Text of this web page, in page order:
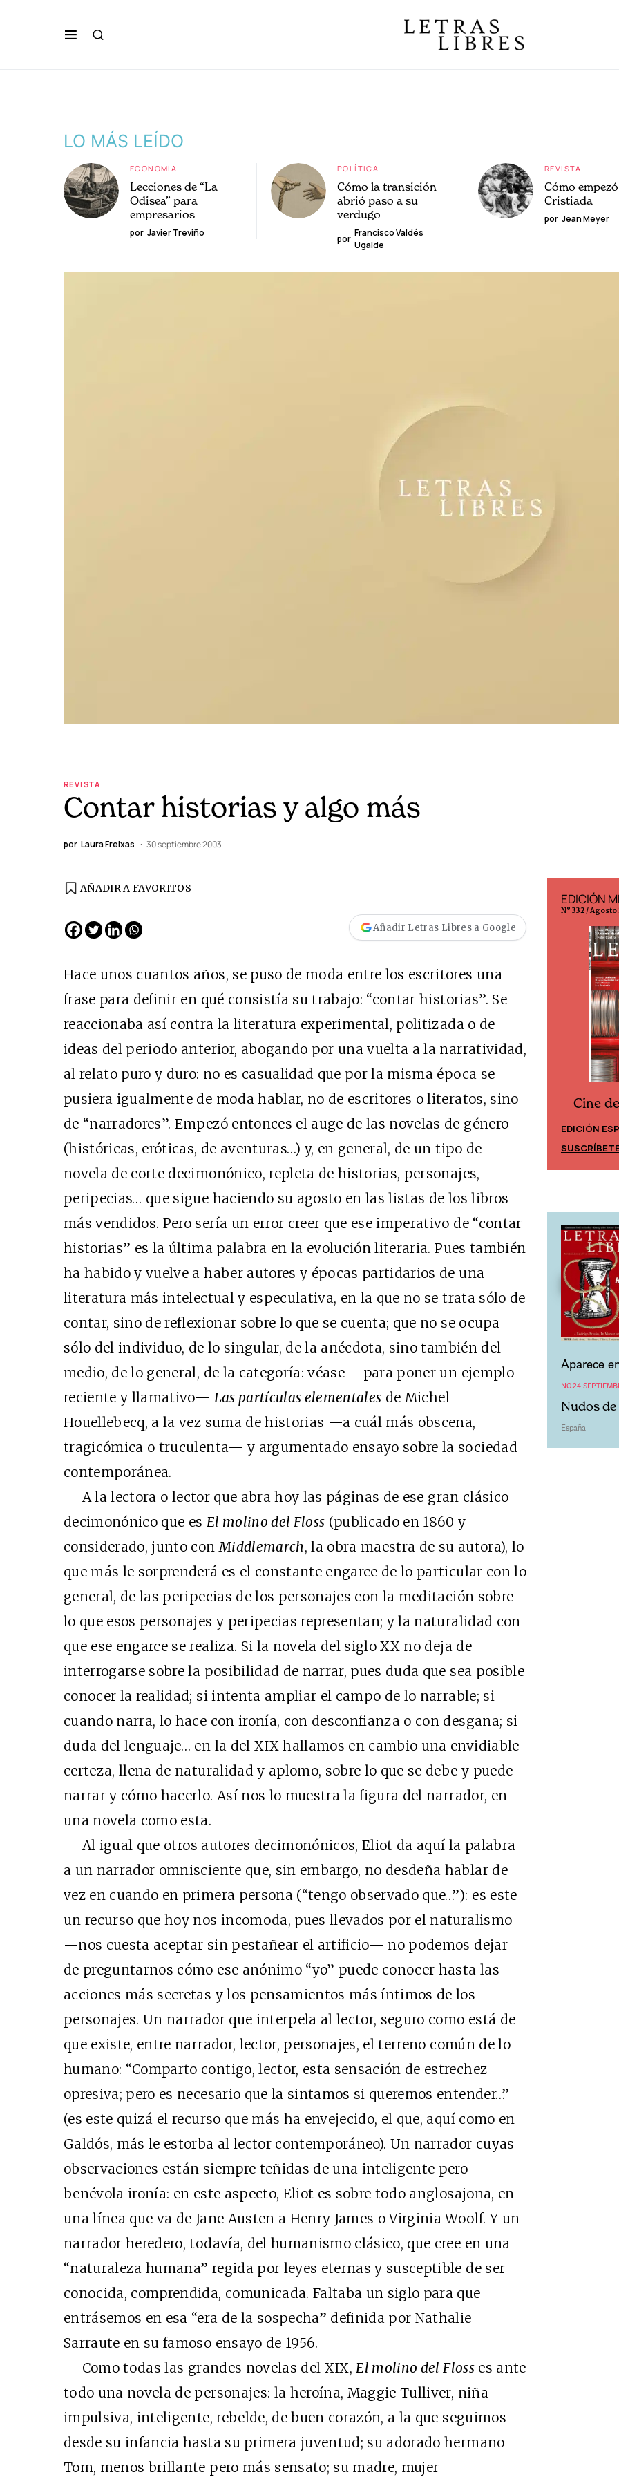
LO MÁS LEÍDO
ECONOMÍA
Lecciones de “La
Odisea” para
empresarios
por Javier Treviño
POLÍTICA
Cómo la transición
abrió paso a su
verdugo
por
Francisco Valdés
Ugalde
REVISTA
Cómo
Cristiada
por Jean Meyer
REVISTA
Contar historias y algo más
por Laura Freixas 30 septiembre 2003
AÑADIR A FAVORITOS
Añadir Letras Libres a Google
Hace unos cuantos años, se puso de moda entre los escritores una
frase para definir en qué consistía su trabajo: “contar historias”. Se
reaccionaba así contra la literatura experimental, politizada o de
ideas del periodo anterior, abogando por una vuelta a la narratividad,
al relato puro y duro: no es casualidad que por la misma época se
pusiera igualmente de moda hablar, no de escritores o literatos, sino
de “narradores”. Empezó entonces el auge de las novelas de género
(históricas, eróticas, de aventuras…) y, en general, de un tipo de
novela de corte decimonónico, repleta de historias, personajes,
peripecias… que sigue haciendo su agosto en las listas de los libros
más vendidos. Pero sería un error creer que ese imperativo de “contar
historias” es la última palabra en la evolución literaria. Pues también
ha habido y vuelve a haber autores y épocas partidarios de una
literatura más intelectual y especulativa, en la que no se trata sólo de
contar, sino de reflexionar sobre lo que se cuenta; que no se ocupa
sólo del individuo, de lo singular, de la anécdota, sino también del
medio, de lo general, de la categoría: véase —para poner un ejemplo
reciente y llamativo— Las partículas elementales de Michel
Houellebecq, a la vez suma de historias —a cuál más obscena,
tragicómica o truculenta— y argumentado ensayo sobre la sociedad
contemporánea.
A la lectora o lector que abra hoy las páginas de ese gran clásico
decimonónico que es El molino del Floss (publicado en 1860 y
considerado, junto conMiddlemarch, la obra maestra de su autora), lo
que más le sorprenderá es el constante engarce de lo particular con lo
general, de las peripecias de los personajes con la meditación sobre
lo que esos personajes y peripecias representan; y la naturalidad con
que ese engarce se realiza. Si la novela del siglo XX no deja de
interrogarse sobre la posibilidad de narrar, pues duda que sea posible
conocer la realidad; si intenta ampliar el campo de lo narrable; si
cuando narra, lo hace con ironía, con desconfianza o con desgana; si
duda del lenguaje… en la del XIX hallamos en cambio una envidiable
certeza, llena de naturalidad y aplomo, sobre lo que se debe y puede
narrar y cómo hacerlo. Así nos lo muestra la figura del narrador, en
una novela como esta.
Al igual que otros autores decimonónicos, Eliot da aquí la palabra
a un narrador omnisciente que, sin embargo, no desdeña hablar de
vez en cuando en primera persona (“tengo observado que…”): es este
un recurso que hoy nos incomoda, pues llevados por el naturalismo
—nos cuesta aceptar sin pestañear el artificio— no podemos dejar
de preguntarnos cómo ese anónimo “yo” puede conocer hasta las
acciones más secretas y los pensamientos más íntimos de los
personajes. Un narrador que interpela al lector, seguro como está de
que existe, entre narrador, lector, personajes, el terreno común de lo
humano: “Comparto contigo, lector, esta sensación de estrechez
opresiva; pero es necesario que la sintamos si queremos entender…”
(es este quizá el recurso que más ha envejecido, el que, aquí como en
Galdós, más le estorba al lector contemporáneo). Un narrador cuyas
observaciones están siempre teñidas de una inteligente pero
benévola ironía: en este aspecto, Eliot es sobre todo anglosajona, en
una línea que va de Jane Austen a Henry James o Virginia Woolf. Y un
narrador heredero, todavía, del humanismo clásico, que cree en una
“naturaleza humana” regida por leyes eternas y susceptible de ser
conocida, comprendida, comunicada. Faltaba un siglo para que
entrásemos en esa “era de la sospecha” definida por Nathalie
Sarraute en su famoso ensayo de 1956.
Como todas las grandes novelas del XIX,El molino del Flosses ante
todo una novela de personajes: la heroína, Maggie Tulliver, niña
impulsiva, inteligente, rebelde, de buen corazón, a la que seguimos
desde su infancia hasta su primera juventud; su adorado hermano
Tom, menos brillante pero más sensato; su madre, mujer
Cine desde los márgenes
EDICIÓN MÉXICO
SUSCRÍBETE
Cine desde los márgenes
EDICIÓN ESPAÑA
SUSCRÍBETE
Aparece
NO.24
Nudos
España